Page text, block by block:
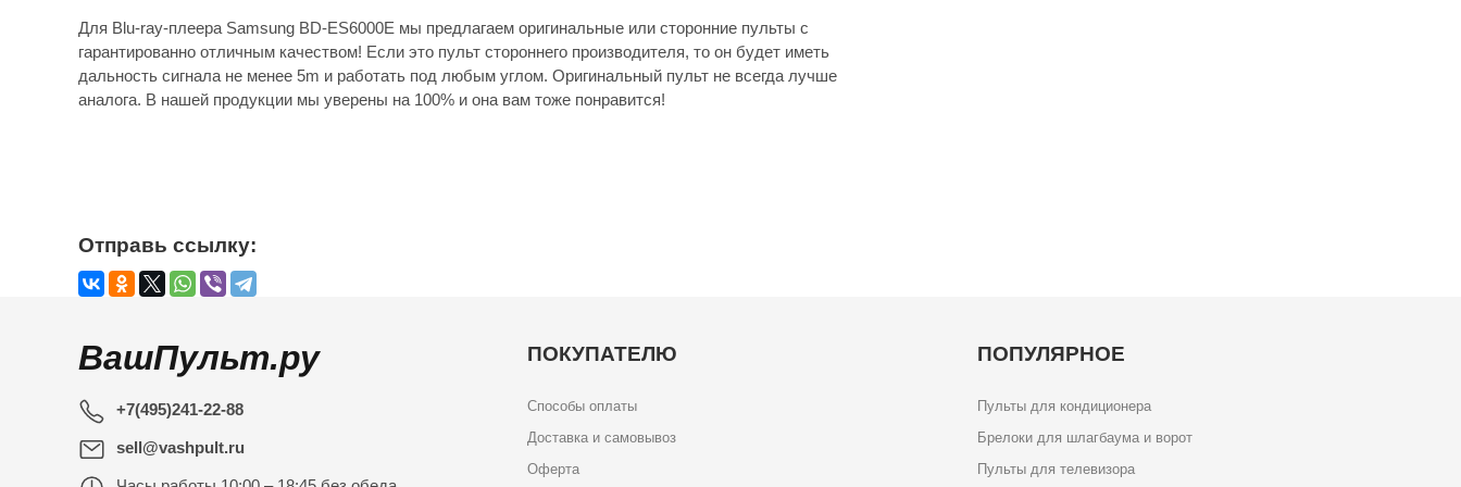
Для Blu-ray-плеера Samsung BD-ES6000E мы предлагаем оригинальные или сторонние пульты с
гарантированно отличным качеством! Если это пульт стороннего производителя, то он будет иметь
дальность сигнала не менее 5m и работать под любым углом. Оригинальный пульт не всегда лучше
аналога. В нашей продукции мы уверены на 100% и она вам тоже понравится!
Отправь ссылку:
ВашПульт.ру
+7(495)241-22-88
sell@vashpult.ru
ПОКУПАТЕЛЮ
Способы оплаты
Доставка и самовывоз
Оферта
ПОПУЛЯРНОЕ
Пульты для кондиционера
Брелоки для шлагбаума и ворот
Пульты для телевизора